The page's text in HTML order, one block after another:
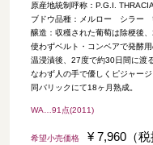
原産地統制呼称：P.G.I.
ブドウ品種：メルロー シラー
醸造：収穫された葡萄は除梗後
使わずベルト・コンベアで発酵
温浸漬後、27度で約30日間に渡
なわず人の手で優しくピジャー
同バリックにて18ヶ月熟成。
WA…91点(2011)
希望小売価格 ¥ 7,960（税